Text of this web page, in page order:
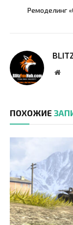
Ремоделинг
ПОХОЖИЕ